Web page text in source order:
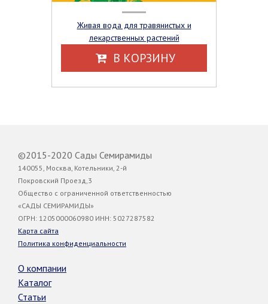
Живая вода для травянистых и
лекарственных растений
В КОРЗИНУ
©2015-2020 Сады Семирамиды
140055, Москва, Котельники, 2-й
Покровский Проезд,3
Общество с ограниченной ответственностью
«САДЫ СЕМИРАМИДЫ»
ОГРН: 1205000060980 ИНН: 5027287582
Карта сайта
Политика конфиденциальности
О компании
Каталог
Статьи